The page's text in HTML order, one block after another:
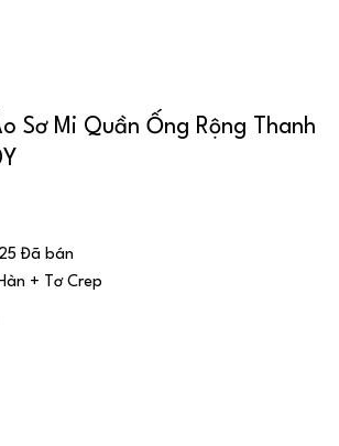
Sơ Mi Quần Ống Rộng Thanh
Đã bán
+ Tơ Crep